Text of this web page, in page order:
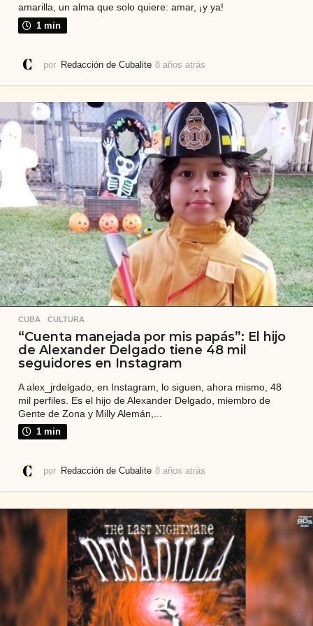
amarilla, un alma que solo quiere: amar, ¡y ya!
1 min
por Redacción de Cubalite 8 años atrás
o
a
t
r
á
s
CUBA ,CULTURA
“Cuenta manejada por mis papás”: El hijo
de Alexander Delgado tiene 48 mil
seguidores en Instagram
A alex_jrdelgado, en Instagram, lo siguen, ahora mismo, 48
mil perfiles. Es el hijo de Alexander Delgado, miembro de
Gente de Zona y Milly Alemán,...
1 min
por Redacción de Cubalite 8 años atrás
o
s
a
t
r
á
s